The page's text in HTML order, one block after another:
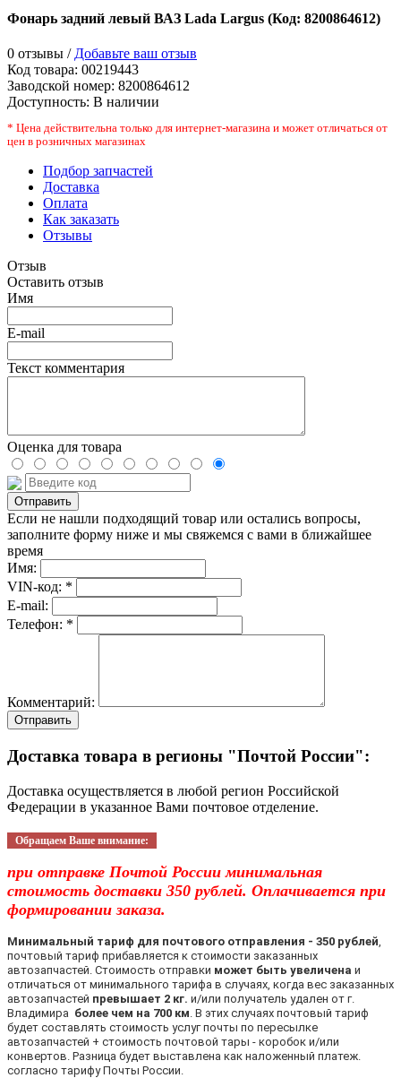
Фонарь задний левый ВАЗ Lada Largus (Код: 8200864612)
0 отзывы / Добавьте ваш отзыв
Код товара: 00219443
Заводской номер: 8200864612
Доступность: В наличии
* Цена действительна только для интернет-магазина и может отличаться от
цен в розничных магазинах
Подбор запчастей
Доставка
Оплата
Как заказать
Отзывы
Отзыв
Оставить отзыв
Имя
E-mail
Текст комментария
Оценка для товара
Если не нашли подходящий товар или остались вопросы,
заполните форму ниже и мы свяжемся с вами в ближайшее
время
Имя:
VIN-код: *
E-mail:
Телефон: *
Комментарий:
Отправить
Доставка товара в регионы "Почтой России":
Доставка осуществляется в любой регион Российской
Федерации в указанное Вами почтовое отделение.
Обращаем Ваше внимание:
при отправке Почтой России минимальная
стоимость доставки 350 рублей. Оплачивается при
формировании заказа.
Минимальный тариф для почтового отправления - 350 рублей
почтовый тариф прибавляется к стоимости заказанных
автозапчастей. Стоимость отправки может быть увеличена и
отличаться от минимального тарифа в случаях, когда вес заказанных
автозапчастей превышает 2 кг. и/или получатель удален от г.
Владимира более чем на 700 км . В этих случаях почтовый тариф
будет составлять стоимость услуг почты по пересылке
автозапчастей + стоимость почтовой тары - коробок и/или
конвертов. Разница будет выставлена как наложенный платеж.
согласно тарифу Почты России.